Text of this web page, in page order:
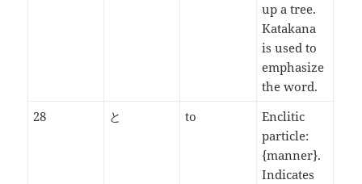
up a tree.
Katakana
is used to
emphasize
the word.
28
と to
Enclitic
particle:
{manner}.
Indicates